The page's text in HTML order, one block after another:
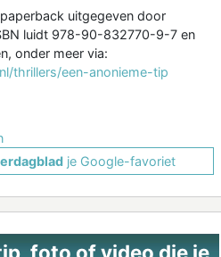
uitgegeven door
luidt 978-90-832770-9-7 en
onder meer via:
thrillers/een-anonieme-tip
je Google-favoriet
foto of video die je